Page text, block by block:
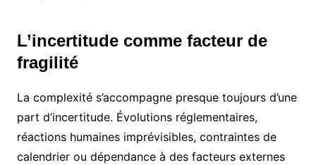
L’incertitude comme facteur de
fragilité
La complexité s’accompagne presque toujours d’une
part d’incertitude. Évolutions réglementaires,
réactions humaines imprévisibles, contraintes de
calendrier ou dépendance à des facteurs externes